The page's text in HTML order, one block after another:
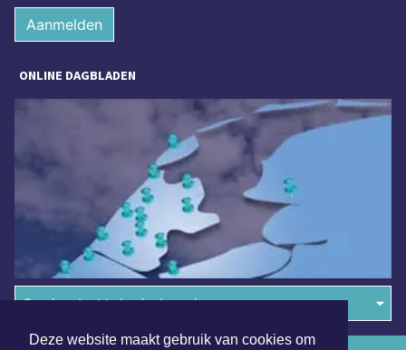
Deze website maakt gebruik van cookies om
Aanmelden
ONLINE DAGBLADEN
Overige dagbladen in de regio